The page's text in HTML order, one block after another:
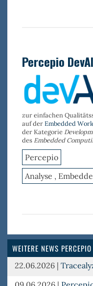
Percepio
zur einfachen
auf derEmbedded
der Kategorie
des Embedded
Percepio
Analyse ,
WEITERE NEWS PERCEPIO
22.06.2026 |